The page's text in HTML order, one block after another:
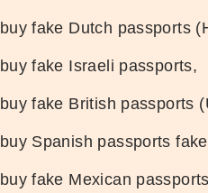
buy fake Dutch passports
buy fake Israeli passports,
buy fake British passports
buy Spanish passports
buy fake Mexican